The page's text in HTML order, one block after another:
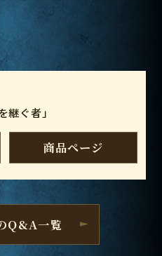
継ぐ者」
商品ページ
Q&A一覧